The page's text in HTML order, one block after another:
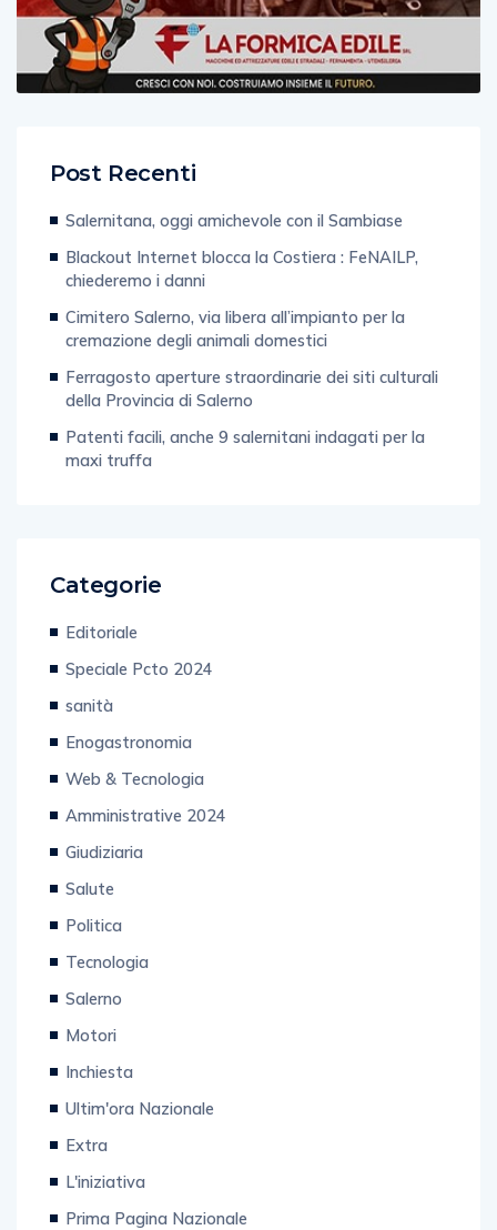
Post Recenti
Salernitana, oggi amichevole con il Sambiase
Blackout Internet blocca la Costiera : FeNAILP,
chiederemo i danni
Cimitero Salerno, via libera all’impianto per la
cremazione degli animali domestici
Ferragosto aperture straordinarie dei siti culturali
della Provincia di Salerno
Patenti facili, anche 9 salernitani indagati per la
maxi truffa
Categorie
Editoriale
Speciale Pcto 2024
sanità
Enogastronomia
Web & Tecnologia
Amministrative 2024
Giudiziaria
Salute
Politica
Tecnologia
Salerno
Motori
Inchiesta
Ultim'ora Nazionale
Extra
L'iniziativa
Prima Pagina Nazionale